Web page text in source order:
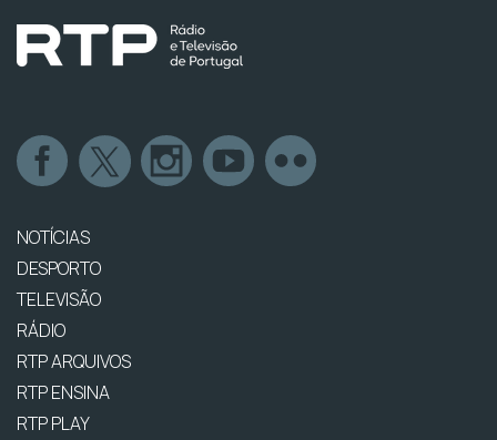
NOTÍCIAS
DESPORTO
TELEVISÃO
RÁDIO
RTP ARQUIVOS
RTP ENSINA
RTP PLAY